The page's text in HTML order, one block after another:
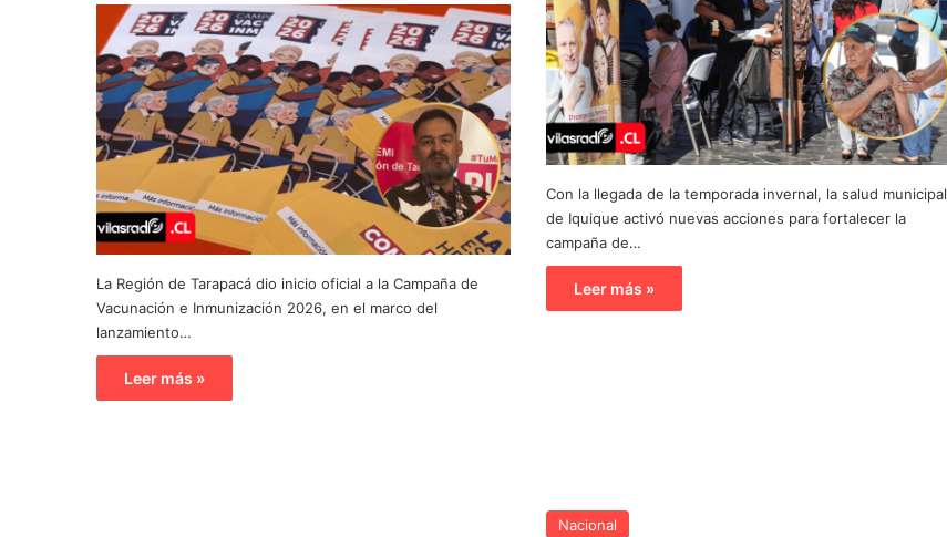
Con la llegada de la temporada invernal, la salud municipal
de Iquique activó nuevas acciones para fortalecer la
campaña de…
Leer más »
La Región de Tarapacá dio inicio oficial a la Campaña de
Vacunación e Inmunización 2026, en el marco del
lanzamiento…
Leer más »
Nacional